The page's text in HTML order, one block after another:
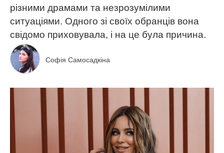
різними драмами та незрозумілими
ситуаціями. Одного зі своїх обранців вона
свідомо приховувала, і на це була причина.
Софія Самосадкіна